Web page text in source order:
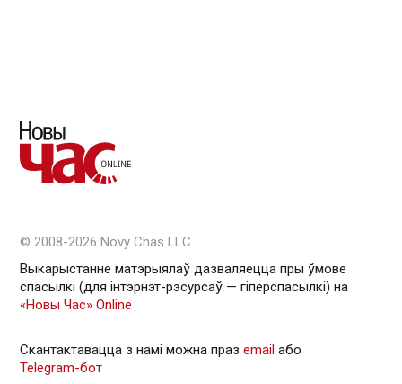
© 2008-2026 Novy Chas LLC
Выкарыстанне матэрыялаў дазваляецца пры ўмове
спасылкі (для інтэрнэт-рэсурсаў — гiперспасылкi) на
«Новы Час» Online
Скантактавацца з намі можна праз email або
Telegram-бот